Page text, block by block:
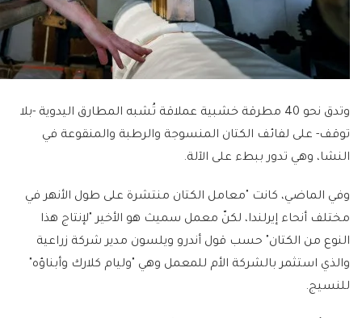
وتدق نحو 40 مطرقة خشبية عملاقة تُشبه المطارق اليدوية -بلا
توقف- على لفائف الكتان المنسوجة والرطبة والمنقوعة في
النشا، وهي تدور ببطء على الآلة.
وفي الماضي، كانت "معامل الكتان منتشرة على طول الأنهر في
مختلف أنحاء إيرلندا، لكنّ معمل سميث هو الأخير "لإنتاج هذا
النوع من الكتان" حسب قول أندرو ويلسون مدير شركة زراعية
والذي استثمر بالشركة الأم للمعمل وهي "وليام كلارك وأبناؤه"
للنسيج.